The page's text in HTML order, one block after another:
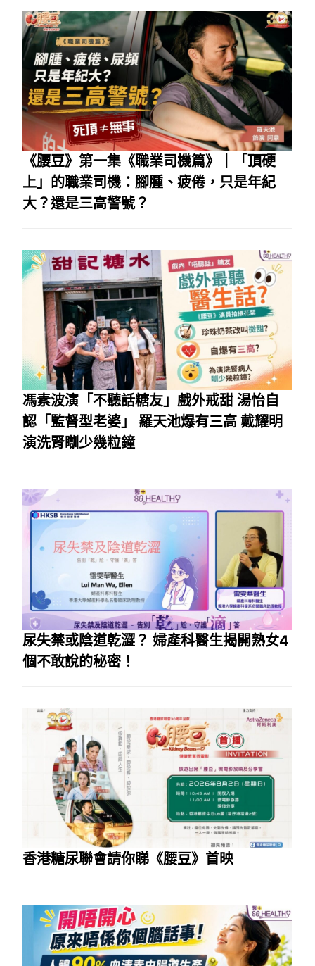
《腰豆》第一集《職業司機篇》｜「頂硬
上」的職業司機：腳腫、疲倦，只是年紀
大？還是三高警號？
馮素波演「不聽話糖友」戲外戒甜 湯怡自
認「監督型老婆」 羅天池爆有三高 戴耀明
演洗腎瞓少幾粒鐘
尿失禁或陰道乾澀？ 婦產科醫生揭開熟女4
個不敢說的秘密！
香港糖尿聯會請你睇《腰豆》首映